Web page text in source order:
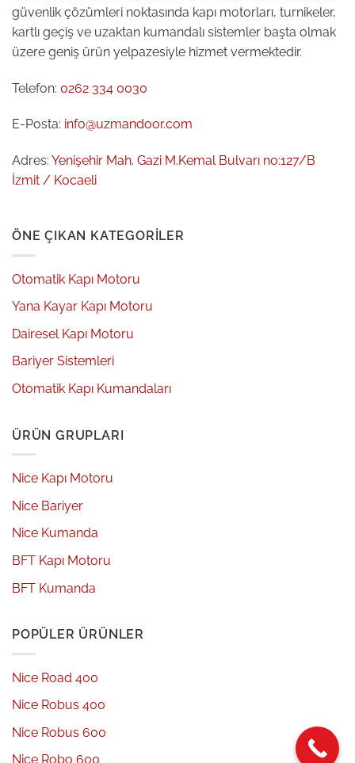
güvenlik çözümleri noktasında kapı motorları, turnikeler,
kartlı geçiş ve uzaktan kumandalı sistemler başta olmak
üzere geniş ürün yelpazesiyle hizmet vermektedir.
Telefon: 0262 334 0030
E-Posta: info@uzmandoor.com
Adres: Yenişehir Mah. Gazi M.Kemal Bulvarı no:127/B
İzmit / Kocaeli
ÖNE ÇIKAN KATEGORILER
Otomatik Kapı Motoru
Yana Kayar Kapı Motoru
Dairesel Kapı Motoru
Bariyer Sistemleri
Otomatik Kapı Kumandaları
ÜRÜN GRUPLARI
Nice Kapı Motoru
Nice Bariyer
Nice Kumanda
BFT Kapı Motoru
BFT Kumanda
POPÜLER ÜRÜNLER
Nice Road 400
Nice Robus 400
Nice Robus 600
Nice Robo 600